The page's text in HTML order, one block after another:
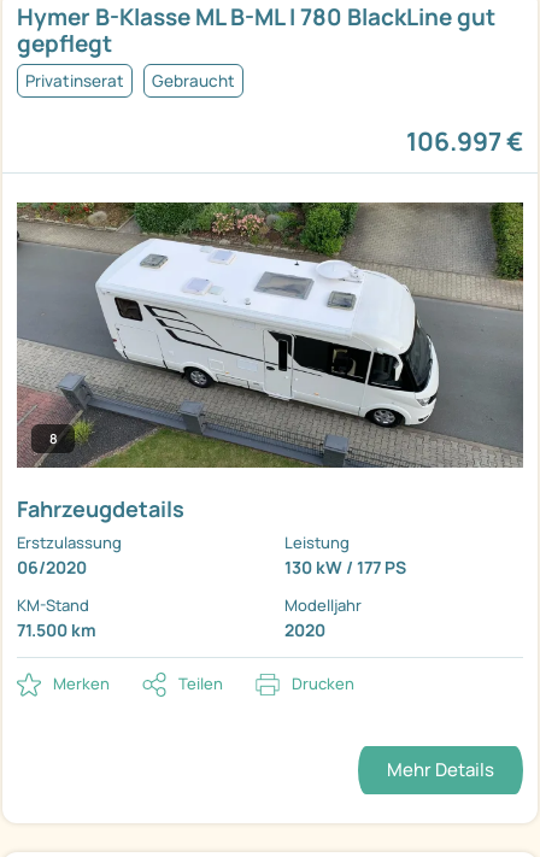
Hymer B-Klasse ML B-ML I 780 BlackLine gut
gepflegt
Privatinserat Gebraucht
106.997 €
8
Fahrzeugdetails
Erstzulassung
06/2020
Leistung
130 kW / 177 PS
KM-Stand
71.500 km
Modelljahr
2020
Merken Teilen Drucken
Mehr Details